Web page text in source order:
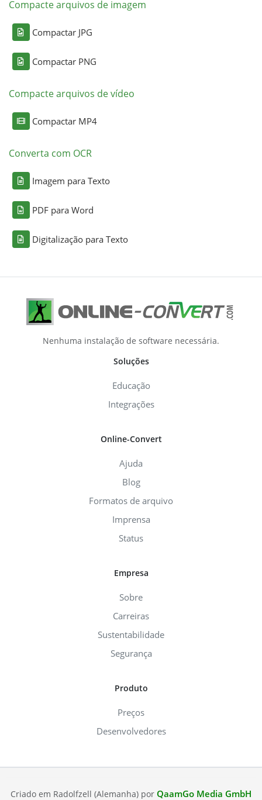
Compacte arquivos de imagem
Compactar JPG
Compactar PNG
Compacte arquivos de vídeo
Compactar MP4
Converta com OCR
Imagem para Texto
PDF para Word
Digitalização para Texto
Nenhuma instalação de software necessária.
Soluções
Educação
Integrações
Online-Convert
Ajuda
Blog
Formatos de arquivo
Imprensa
Status
Empresa
Sobre
Carreiras
Sustentabilidade
Segurança
Produto
Preços
Desenvolvedores
Criado em Radolfzell (Alemanha) por QaamGo Media GmbH